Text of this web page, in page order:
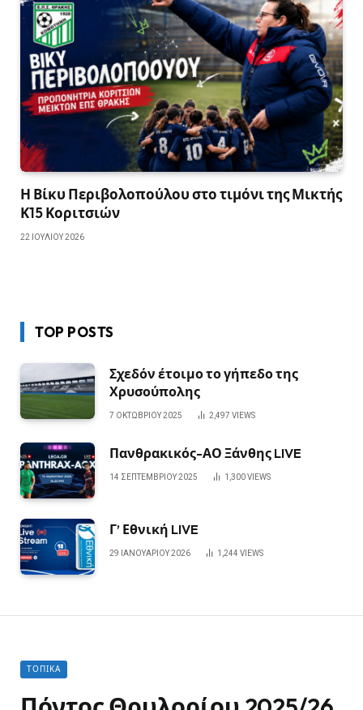
Η Βίκυ Περιβολοπούλου στο τιμόνι της Μικτής
Κ15 Κοριτσιών
22 ΙΟΥΛΊΟΥ 2026
TOP POSTS
Σχεδόν έτοιμο το γήπεδο της
Χρυσούπολης
7 ΟΚΤΩΒΡΊΟΥ 2025 2,497 VIEWS
Πανθρακικός-ΑΟ Ξάνθης LIVE
14 ΣΕΠΤΕΜΒΡΊΟΥ 2025 1,300VIEWS
Γ’ Εθνική LIVE
29 ΙΑΝΟΥΑΡΊΟΥ 2026 1,244 VIEWS
ΤΟΠΙΚΆ